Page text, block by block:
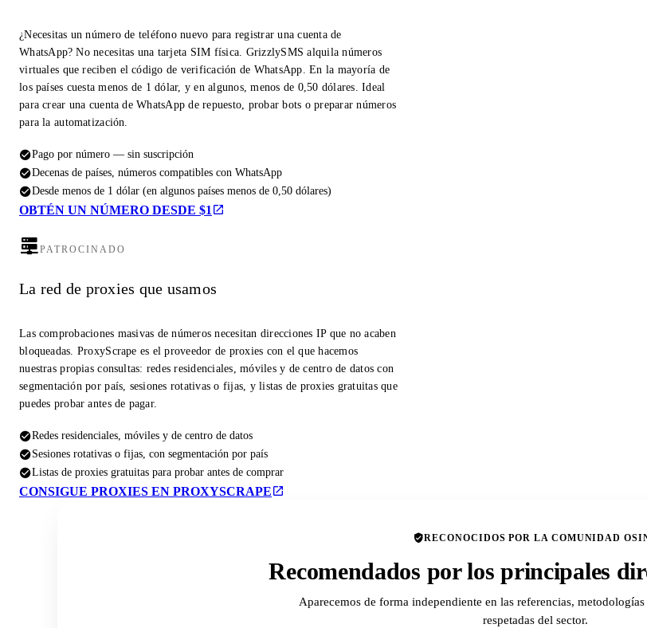
¿Necesitas un número de teléfono nuevo para registrar una cuenta de
WhatsApp? No necesitas una tarjeta SIM física. GrizzlySMS alquila números
virtuales que reciben el código de verificación de WhatsApp. En la mayoría de
los países cuesta menos de 1 dólar, y en algunos, menos de 0,50 dólares. Ideal
para crear una cuenta de WhatsApp de repuesto, probar bots o preparar números
para la automatización.
Pago por número — sin suscripción
Decenas de países, números compatibles con WhatsApp
Desde menos de 1 dólar (en algunos países menos de 0,50 dólares)
OBTÉN UN NÚMERO DESDE $1
PATROCINADO
La red de proxies que usamos
Las comprobaciones masivas de números necesitan direcciones IP que no acaben
bloqueadas. ProxyScrape es el proveedor de proxies con el que hacemos
nuestras propias consultas: redes residenciales, móviles y de centro de datos con
segmentación por país, sesiones rotativas o fijas, y listas de proxies gratuitas que
puedes probar antes de pagar.
Redes residenciales, móviles y de centro de datos
Sesiones rotativas o fijas, con segmentación por país
Listas de proxies gratuitas para probar antes de comprar
CONSIGUE PROXIES EN PROXYSCRAPE
RECONOCIDOS POR LA COMUNIDAD
Recomendados por los principales
Aparecemos de forma independiente en las referencias,
respetadas del sector.